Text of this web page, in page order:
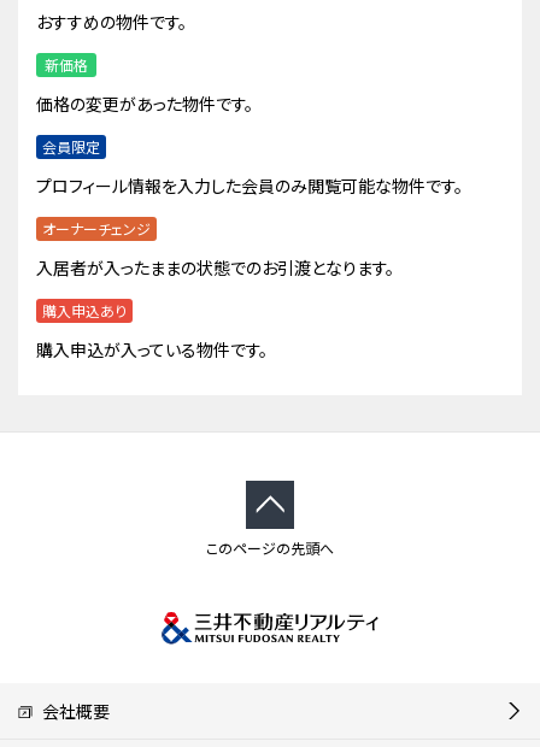
おすすめの物件です。
新価格
価格の変更があった物件です。
会員限定
プロフィール情報を入力した会員のみ閲覧可能な物件です。
オーナーチェンジ
入居者が入ったままの状態でのお引渡となります。
購入申込あり
購入申込が入っている物件です。
このページの先頭へ
会社概要